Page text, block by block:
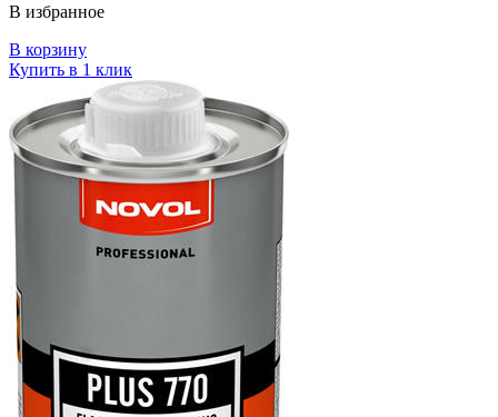
В избранное
В корзину
Купить в 1 клик